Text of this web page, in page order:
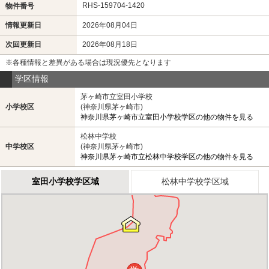
物件番号 RHS-159704-1420
情報更新日 2026年08月04日
次回更新日 2026年08月18日
※各種情報と差異がある場合は現況優先となります
学区情報
小学校区
茅ヶ崎市立室田小学校
(神奈川県茅ヶ崎市)
神奈川県茅ヶ崎市立室田小学校学区の他の物件を見る
中学校区
松林中学校
(神奈川県茅ヶ崎市)
神奈川県茅ヶ崎市立松林中学校学区の他の物件を見る
室田小学校学区域 松林中学校学区域